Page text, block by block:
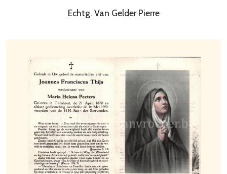
Echtg. Van Gelder Pierre